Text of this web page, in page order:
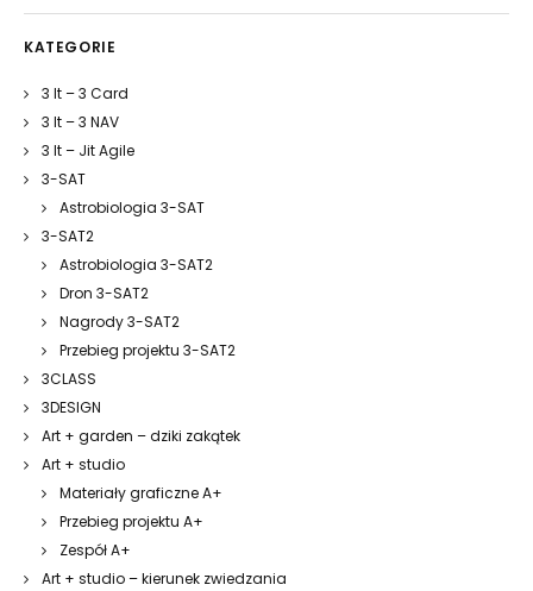
KATEGORIE
3 It – 3 Card
3 It – 3 NAV
3 It – Jit Agile
3-SAT
Astrobiologia 3-SAT
3-SAT2
Astrobiologia 3-SAT2
Dron 3-SAT2
Nagrody 3-SAT2
Przebieg projektu 3-SAT2
3CLASS
3DESIGN
Art + garden – dziki zakątek
Art + studio
Materiały graficzne A+
Przebieg projektu A+
Zespół A+
Art + studio – kierunek zwiedzania